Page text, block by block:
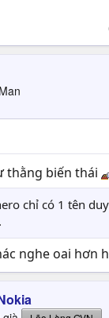
thằng biến thái
chỉ có 1 tên
nghe oai hơn